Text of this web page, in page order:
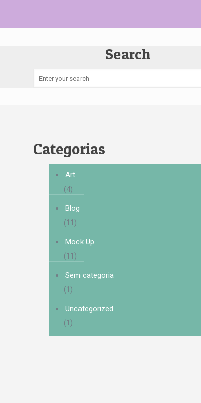
Search
Categorias
Art
(4)
Blog
(11)
Mock Up
(11)
Sem categoria
(1)
Uncategorized
(1)